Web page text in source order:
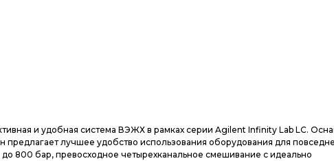
и удобная система ВЭЖХ в рамках серии Agilent Infinity Lab LC.
лучшее удобство использования оборудования для
800 бар, превосходное четырехканальное смешивание с идеально